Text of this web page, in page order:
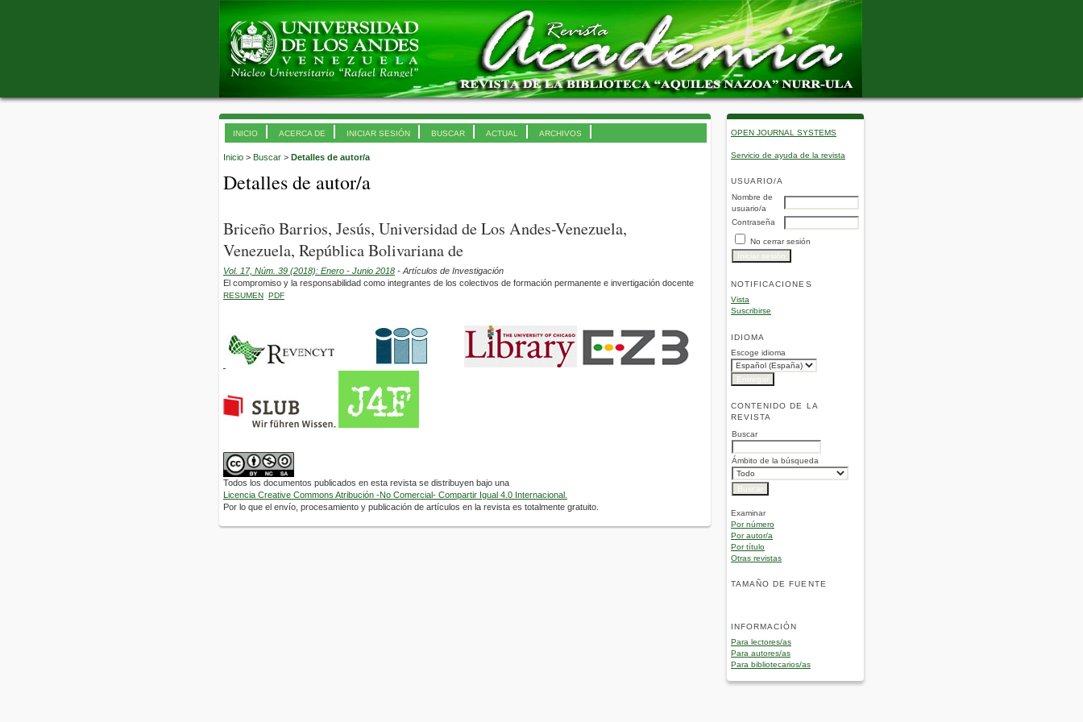
OPEN JOURNAL SYSTEMS
Servicio de ayuda de la revista
USUARIO/A
Nombre de
usuario/a
Contraseña
No cerrar sesión
NOTIFICACIONES
Vista
Suscribirse
IDIOMA
Escoge idioma
CONTENIDO DE LA
REVISTA
Buscar
Ámbito de la búsqueda
Examinar
Por número
Por autor/a
Por título
Otras revistas
TAMAÑO DE FUENTE
INFORMACIÓN
Para lectores/as
Para autores/as
Para bibliotecarios/as
INICIO ACERCA DE INICIAR SESIÓN BUSCAR ACTUAL ARCHIVOS
Inicio > Buscar > Detalles de autor/a
Detalles de autor/a
Briceño Barrios, Jesús, Universidad de Los Andes-Venezuela,
Venezuela, República Bolivariana de
Vol. 17, Núm. 39 (2018): Enero - Junio 2018 - Artículos de Investigación
El compromiso y la responsabilidad como integrantes de los colectivos de formación permanente e invertigación docente
RESUMEN PDF
Todos los documentos publicados en esta revista se distribuyen bajo una
Licencia Creative Commons Atribución -No Comercial- Compartir Igual 4.0 Internacional.
Por lo que el envío, procesamiento y publicación de artículos en la revista es totalmente gratuito.